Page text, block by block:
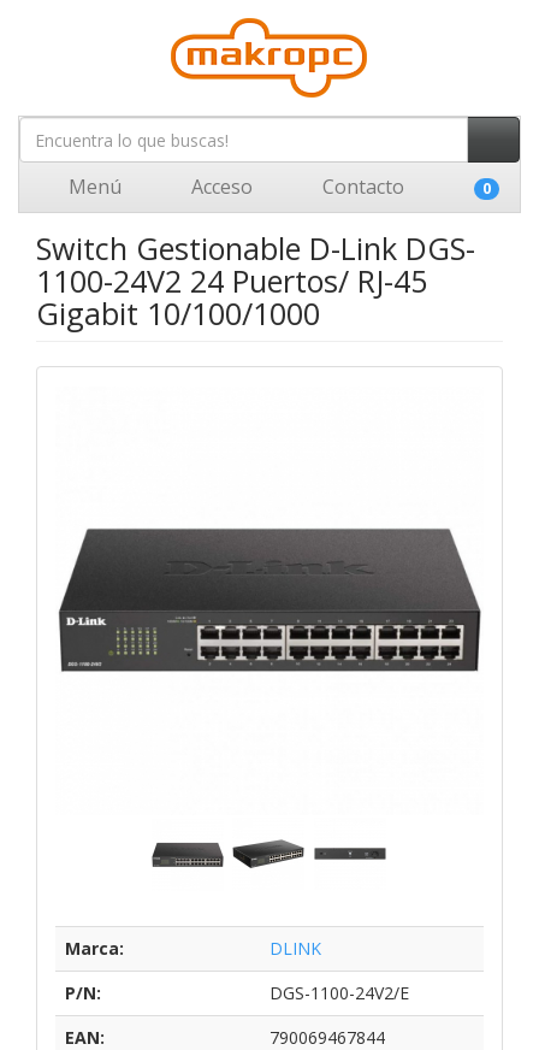
Menú Acceso Contacto 0
Switch Gestionable D-Link DGS-
1100-24V2 24 Puertos/ RJ-45
Gigabit 10/100/1000
Marca:
DLINK
P/N:
DGS-1100-24V2/E
EAN:
790069467844